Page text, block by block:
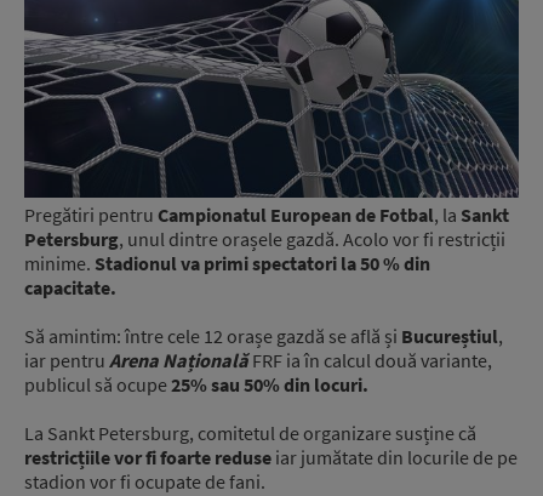
Pregătiri pentru Campionatul European de Fotbal, la Sankt
Petersburg, unul dintre orașele gazdă. Acolo vor fi restricții
minime. Stadionul va primi spectatori la 50 % din
capacitate.
Să amintim: între cele 12 orașe gazdă se află și Bucureștiul,
iar pentru Arena NaționalăFRF ia în calcul două variante,
publicul să ocupe25% sau 50% din locuri.
La Sankt Petersburg, comitetul de organizare susține că
restricțiile vor fi foarte reduse iar jumătate din locurile de pe
stadion vor fi ocupate de fani.